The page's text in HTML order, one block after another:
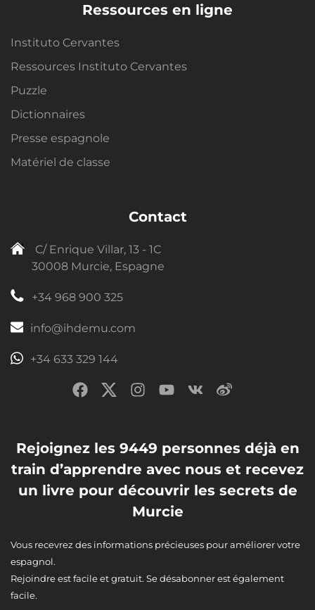
Ressources en ligne
Instituto Cervantes
Ressources Instituto Cervantes
Puzzle
Dictionnaires
Presse espagnole
Matériel de classe
Contact
C/ Enrique Villar, 13 - 1C
30008 Murcie, Espagne
+34 968 900 325
info@ihdemu.com
+34 633 329 144
Rejoignez les 9449 personnes déjà en
train d’apprendre avec nous et recevez
un livre pour découvrir les secrets de
Murcie
Vous recevrez des informations précieuses pour améliorer votre
espagnol.
Rejoindre est facile et gratuit. Se désabonner est également
facile.